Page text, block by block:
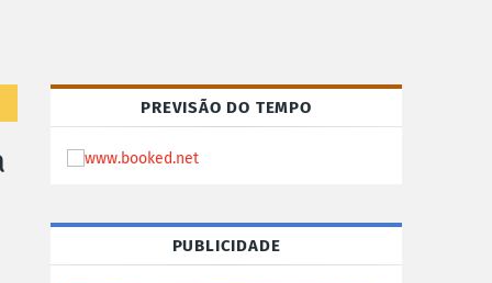
PREVISÃO DO TEMPO
PUBLICIDADE